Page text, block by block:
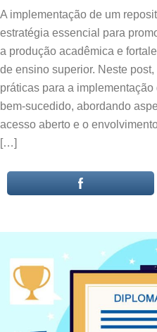
A implementação de um
estratégia essencial para
a produção acadêmica e
de ensino superior. Neste
práticas para a
bem-sucedido, abordando
acesso aberto e o
[…]